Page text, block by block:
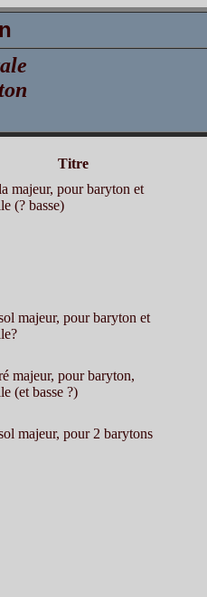
Titre
majeur, pour baryton et
(? basse)
majeur, pour baryton et
majeur, pour baryton,
(et basse ?)
majeur, pour 2 barytons